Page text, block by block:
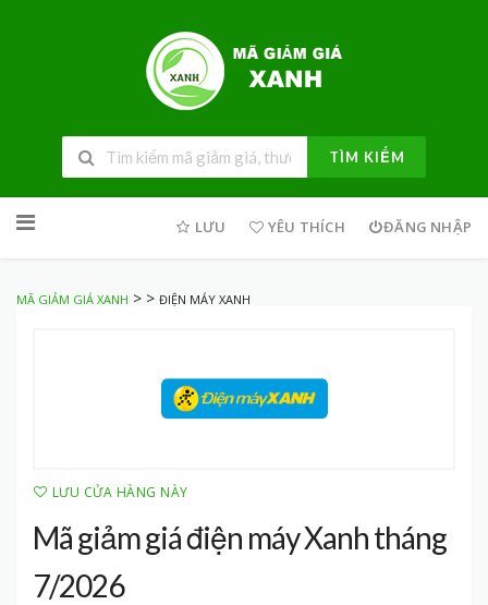
TÌM KIẾM
to
LƯU YÊU THÍCH ĐĂNG NHẬP
MÃ GIẢM GIÁ XANH > > ĐIỆN MÁY XANH
LƯU CỬA HÀNG NÀY
Mã giảm giá điện máy Xanh tháng
7/2026